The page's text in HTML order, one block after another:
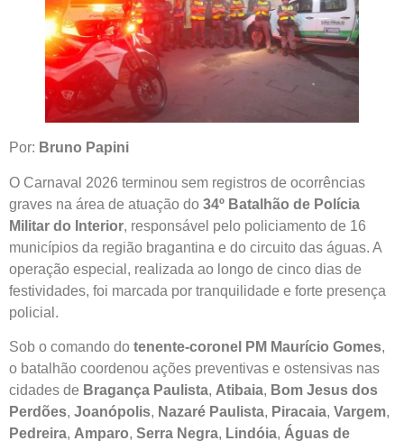
Por: Bruno Papini
O Carnaval 2026 terminou sem registros de ocorrências
graves na área de atuação do 34º Batalhão de Polícia
Militar do Interior, responsável pelo policiamento de 16
municípios da região bragantina e do circuito das águas. A
operação especial, realizada ao longo de cinco dias de
festividades, foi marcada por tranquilidade e forte presença
policial.
Sob o comando do tenente-coronel PM Maurício Gomes,
o batalhão coordenou ações preventivas e ostensivas nas
cidades de Bragança Paulista, Atibaia, Bom Jesus dos
Perdões, Joanópolis, Nazaré Paulista, Piracaia, Vargem,
Pedreira, Amparo, Serra Negra, Lindóia, Águas de